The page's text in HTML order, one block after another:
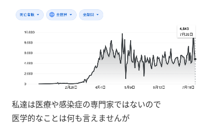
私達は医療や感染症の専門家ではないので
医学的なことは何も言えませんが